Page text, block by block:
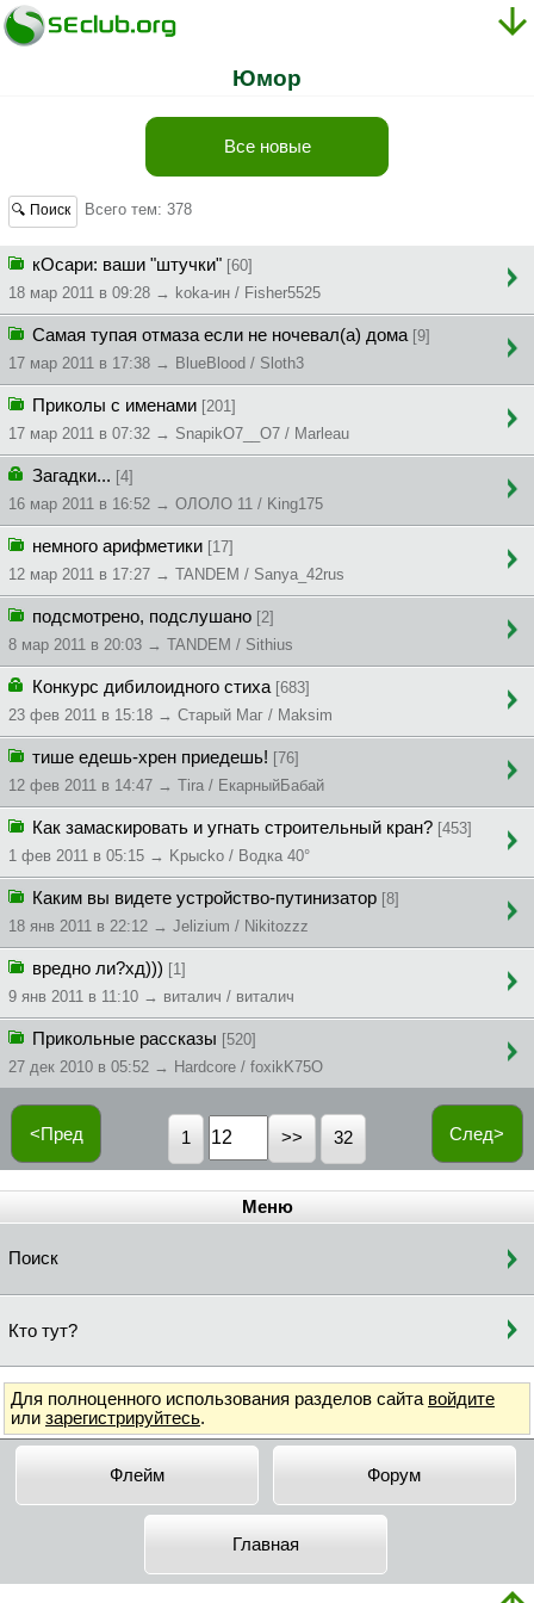
Юмор
Все новые
🔍 Поиск Всего тем: 378
кОсари: ваши "штучки" [60]
18 мар 2011 в 09:28 → koka-ин / Fisher5525
Самая тупая отмаза если не ночевал(а) дома [9]
17 мар 2011 в 17:38 → BlueBlood / Sloth3
Приколы с именами [201]
17 мар 2011 в 07:32 → SnapikO7__O7 / Marleau
Загадки... [4]
16 мар 2011 в 16:52 → ОЛОЛО 11 / King175
немного арифметики [17]
12 мар 2011 в 17:27 → TANDEM / Sanya_42rus
подсмотрено, подслушано [2]
8 мар 2011 в 20:03 → TANDEM / Sithius
Конкурс дибилоидного стиха [683]
23 фев 2011 в 15:18 → Cтapый Maг / Maksim
тише едешь-хрен приедешь! [76]
12 фев 2011 в 14:47 → Tira / ЕкарныйБабай
Как замаскировать и угнать строительный кран? [453]
1 фев 2011 в 05:15 → Kpыcko / Водка 40°
Каким вы видете устройство-путинизатор [8]
18 янв 2011 в 22:12 → Jelizium / Nikitozzz
вредно ли?хд))) [1]
9 янв 2011 в 11:10 → виталич / виталич
Прикольные рассказы [520]
27 дек 2010 в 05:52 → Hardcore / foxikK75O
<Пред След>
1 32
Меню
Поиск
Кто тут?
Для полноценного использования разделов сайта войдите
или зарегистрируйтесь.
Флейм Форум
Главная